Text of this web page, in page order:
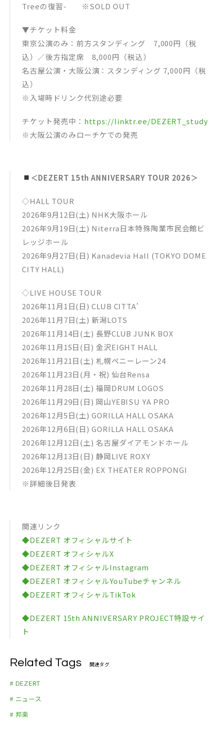
Treeの復習- ※SOLD OUT
▼チケット料金
東京公演のみ：前方スタンディング 7,000円（税
込）／後方指定席 8,000円（税込）
名古屋公演・大阪公演：スタンディング 7,000円（税
込）
※入場時ドリンク代別途必要
チケット発売中： https://linktr.ee/DEZERT_study
※大阪公演のみローチケでの発売
＜DEZERT 15th ANNIVERSARY TOUR 2026＞
◇HALL TOUR
2026年9月12日(土) NHK大阪ホール
2026年9月19日(土) Niterra日本特殊陶業市民会館ビ
レッジホール
2026年9月27日(日) Kanadevia Hall (TOKYO DOME
CITY HALL)
◇LIVE HOUSE TOUR
2026年11月1日(日) CLUB CITTA’
2026年11月7日(土) 新潟LOTS
2026年11月14日(土) 長野CLUB JUNK BOX
2026年11月15日(日) 金沢EIGHT HALL
2026年11月21日(土) 札幌ペニーレーン24
2026年11月23日(月・祝) 仙台Rensa
2026年11月28日(土) 福岡DRUM LOGOS
2026年11月29日(日) 岡山YEBISU YA PRO
2026年12月5日(土) GORILLA HALL OSAKA
2026年12月6日(日) GORILLA HALL OSAKA
2026年12月12日(土) 名古屋ダイアモンドホール
2026年12月13日(日) 静岡LIVE ROXY
2026年12月25日(金) EX THEATER ROPPONGI
※詳細後日発表
関連リンク
◆DEZERT オフィシャルサイト
◆DEZERT オフィシャルX
◆DEZERT オフィシャルInstagram
◆DEZERT オフィシャルYouTubeチャンネル
◆DEZERT オフィシャルTikTok
◆DEZERT 15th ANNIVERSARY PROJECT特設サイ
ト
Related Tags 関連タグ
# DEZERT
# ニュース
# 邦楽